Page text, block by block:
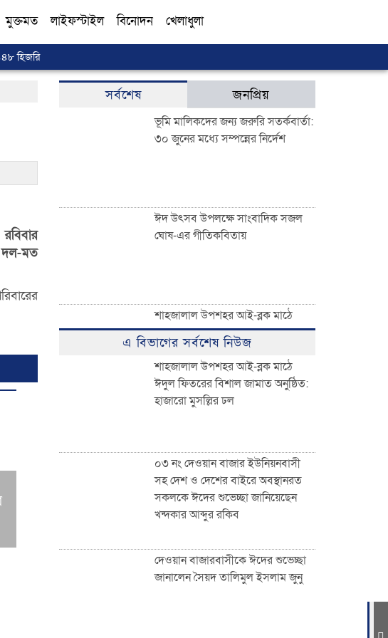
মুক্তমত লাইফস্টাইল বিনোদন খেলাধুলা
হিজরি
দল-মত
সর্বশেষ জনপ্রিয়
ভূমি মালিকদের জন্য জরুরি সতর্কবার্তা:
৩০ জুনের মধ্যে সম্পন্নের নির্দেশ
ঈদ উৎসব উপলক্ষে সাংবাদিক সজল
ঘোষ-এর গীতিকবিতায়
শাহজালাল উপশহর আই-ব্লক মাঠে
ঈদুল ফিতরের বিশাল জামাত অনুষ্ঠিত:
হাজারো মুসল্লির ঢল
০৩ নং দেওয়ান বাজার ইউনিয়নবাসী
খন্দকার আব্দুর রকিব
জাতীয়তাবাদী পেশাজীবী দলের
ইফতার বিতরণ
এ বিভাগের সর্বশেষ নিউজ
শাহজালাল উপশহর আই-ব্লক মাঠে
ঈদুল ফিতরের বিশাল জামাত অনুষ্ঠিত:
হাজারো মুসল্লির ঢল
০৩ নং দেওয়ান বাজার ইউনিয়নবাসী
সহ দেশ ও দেশের বাইরে অবস্থানরত
সকলকে ঈদের শুভেচ্ছা জানিয়েছেন
খন্দকার আব্দুর রকিব
দেওয়ান বাজারবাসীকে ঈদের শুভেচ্ছা
জানালেন সৈয়দ তালিমুল ইসলাম জুনু